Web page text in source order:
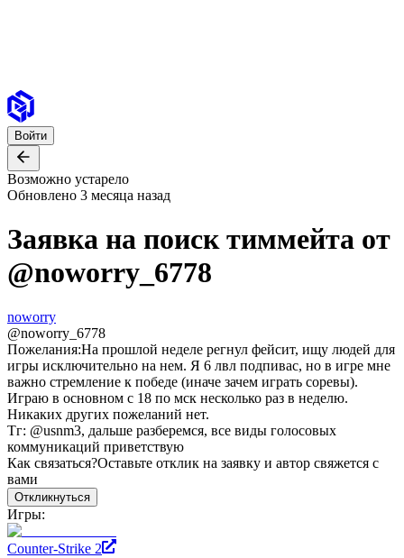
Войти
Возможно устарело
Обновлено 3 месяца назад
Заявка на поиск тиммейта от
@noworry_6778
noworry
@noworry_6778
Пожелания:На прошлой неделе регнул фейсит, ищу людей для
игры исключительно на нем. Я 6 лвл подпивас, но в игре мне
важно стремление к победе (иначе зачем играть соревы).
Играю в основном с 18 по мск несколько раз в неделю.
Никаких других пожеланий нет.
Тг: @usnm3, дальше разберемся, все виды голосовых
коммуникаций приветствую
Как связаться?Оставьте отклик на заявку и автор свяжется с
вами
Откликнуться
Игры:
Counter-Strike 2